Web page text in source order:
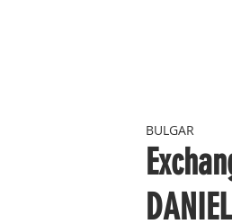
BULGAR